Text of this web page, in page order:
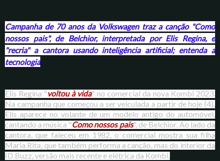
Campanha de 70 anos da Volkswagen traz a canção "Como
nossos pais", de Belchior, interpretada por Elis Regina, e
"recria" a cantora usando inteligência artificial; entenda a
tecnologia
Elis Regina "voltou à vida" no comercial da nova Kombi 2023.
Na campanha que começou a ser veiculada a partir de hoje (4),
Elis aparece no volante de um modelo antigo do automóvel,
cantando a música "Como nossos pais", de Belchior. Ao lado da
cantora, que faleceu em 1982, o comercial mostra sua filha
Maria Rita, que também performa a canção, mas do interior da
ID.Buzz, versão mais recente e elétrica da Kombi.